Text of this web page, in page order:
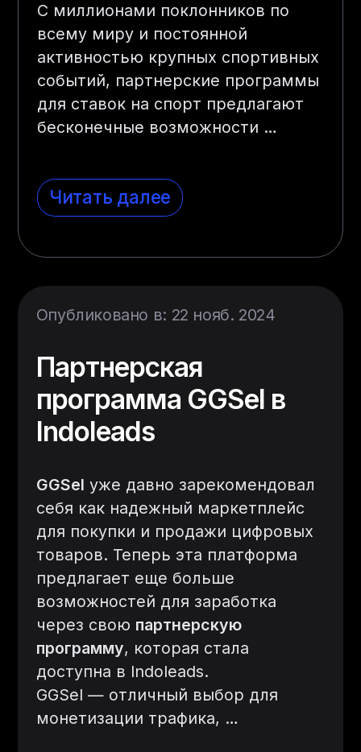
С миллионами поклонников по
всему миру и постоянной
активностью крупных спортивных
событий, партнерские программы
для ставок на спорт предлагают
бесконечные возможности …
Читать далее
Опубликовано в: 22 нояб. 2024
Партнерская
программа GGSel в
Indoleads
GGSel уже давно зарекомендовал
себя как надежный маркетплейс
для покупки и продажи цифровых
товаров. Теперь эта платформа
предлагает еще больше
возможностей для заработка
через свою партнерскую
программу, которая стала
доступна в Indoleads.
GGSel — отличный выбор для
монетизации трафика, …